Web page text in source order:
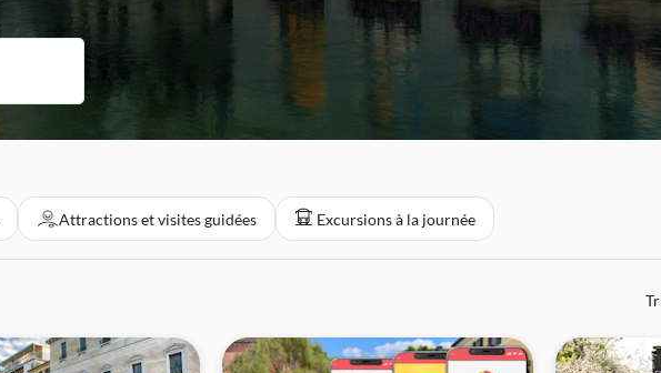
Attractions et visites guidées Excursions à la journée